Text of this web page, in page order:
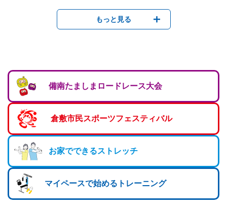
もっと見る
備南たましまロードレース大会
倉敷市民スポーツフェスティバル
お家でできるストレッチ
マイペースで始めるトレーニング